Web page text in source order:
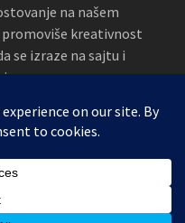
na našem
kreativnost
se izraze na sajtu i